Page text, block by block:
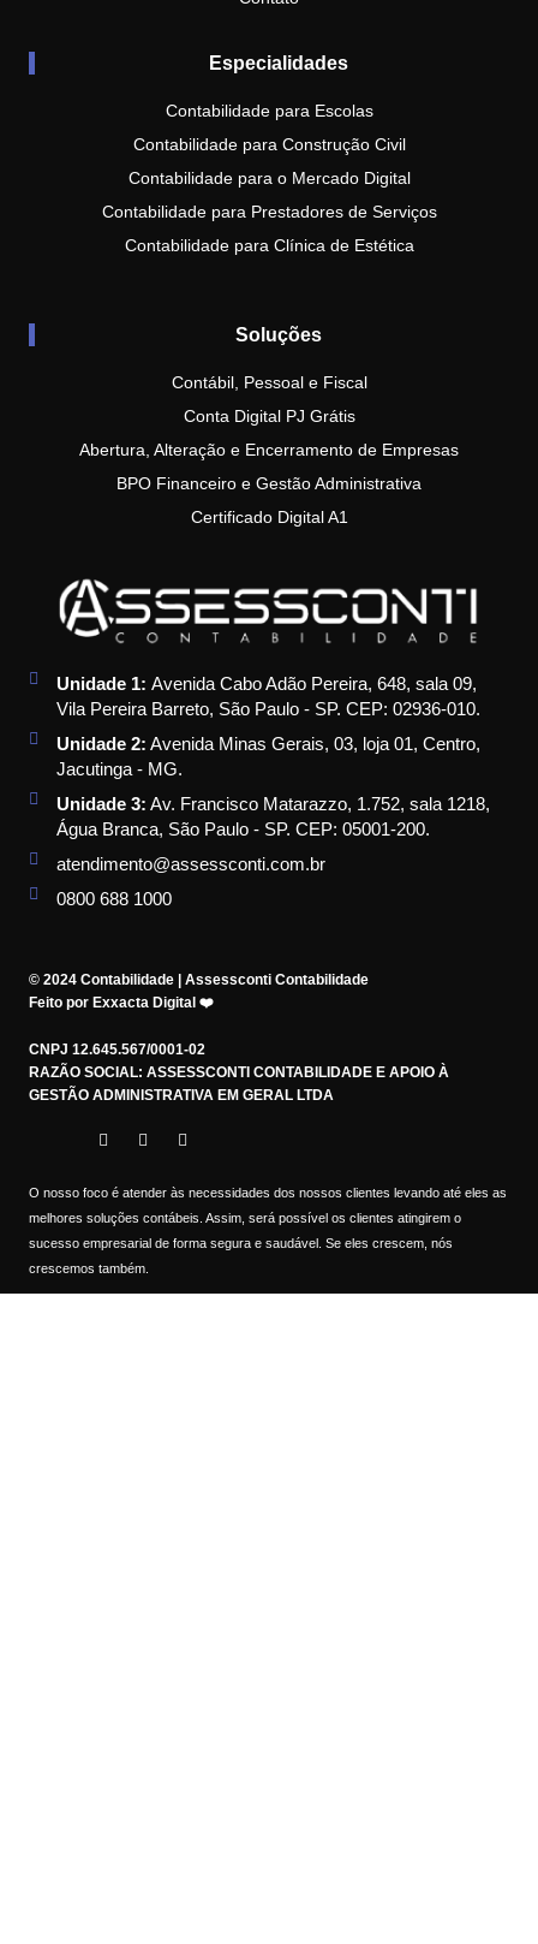
Especialidades
Contabilidade para Escolas
Contabilidade para Construção Civil
Contabilidade para o Mercado Digital
Contabilidade para Prestadores de Serviços
Contabilidade para Clínica de Estética
Soluções
Contábil, Pessoal e Fiscal
Conta Digital PJ Grátis
Abertura, Alteração e Encerramento de Empresas
BPO Financeiro e Gestão Administrativa
Certificado Digital A1
Unidade 1: Avenida Cabo Adão Pereira, 648, sala 09,
Vila Pereira Barreto, São Paulo - SP. CEP: 02936-010.
Unidade 2: Avenida Minas Gerais, 03, loja 01, Centro,
Jacutinga - MG.
Unidade 3: Av. Francisco Matarazzo, 1.752, sala 1218,
Água Branca, São Paulo - SP. CEP: 05001-200.
atendimento@assessconti.com.br
0800 688 1000
© 2024 Contabilidade | Assessconti Contabilidade
Feito por Exxacta Digital ❤️
CNPJ 12.645.567/0001-02
RAZÃO SOCIAL: ASSESSCONTI CONTABILIDADE E APOIO À
GESTÃO ADMINISTRATIVA EM GERAL LTDA
O nosso foco é atender às necessidades dos nossos clientes levando até eles as
melhores soluções contábeis. Assim, será possível os clientes atingirem o
sucesso empresarial de forma segura e saudável. Se eles crescem, nós
crescemos também.